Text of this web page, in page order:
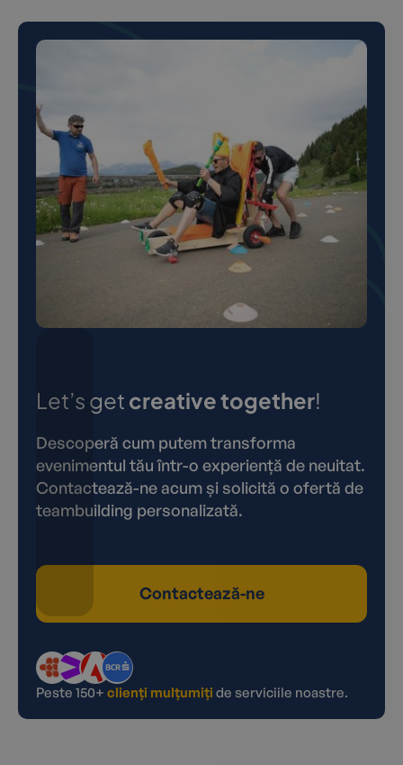
Let’s getcreative together!
Descoperă cum putem transforma
evenimentul tău într-o experiență de neuitat.
Contactează-ne acum și solicită o ofertă de
teambuilding personalizată.
Contactează-ne
Peste 150+ clienți mulțumiți de serviciile noastre.